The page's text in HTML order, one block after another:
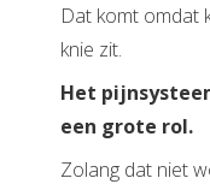
Dat komt omdat
knie zit.
Het
een grote rol.
Zolang dat niet